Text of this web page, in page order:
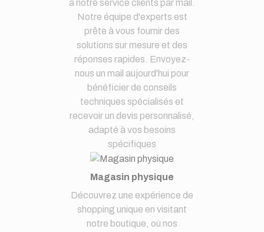
à notre service clients par mail.
Notre équipe d'experts est
prête à vous fournir des
solutions sur mesure et des
réponses rapides. Envoyez-
nous un mail aujourd'hui pour
bénéficier de conseils
techniques spécialisés et
recevoir un devis personnalisé,
adapté à vos besoins
spécifiques
Magasin physique
Découvrez une expérience de
shopping unique en visitant
notre boutique, où nos